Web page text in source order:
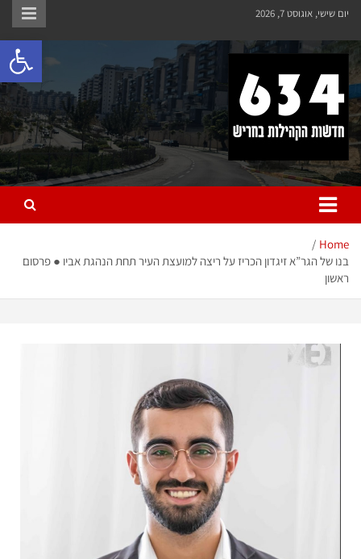
יום שישי, אוגוסט 7, 2026
חריש 634
חדשות הקהילות בחריש
Home
בנו של הגר”א זיגדון הכריז על ריצה למועצת העיר תחת הנהגת אביו ● פרסום
ראשון